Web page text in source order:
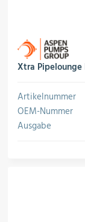
Xtra Pipelounge
Artikelnummer
OEM-Nummer
Ausgabe